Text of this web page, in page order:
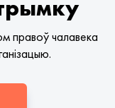
правоў чалавека